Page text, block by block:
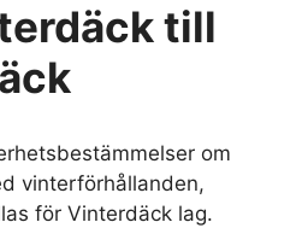
till
om
vinterförhållanden,
för Vinterdäck lag.